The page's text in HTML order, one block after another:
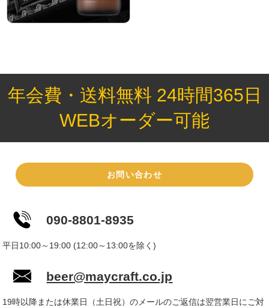
年会費・送料無料 24時間365日
WEBオーダー可能
お問い合わせ
090-8801-8935
平日10:00～19:00 (12:00～13:00を除く)
beer@maycraft.co.jp
19時以降または休業日（土日祝）のメールのご返信は翌営業日にご対